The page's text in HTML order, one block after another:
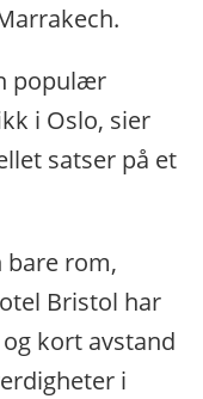
populær
i Oslo, sier
satser på et
bare rom,
Bristol har
kort avstand
i